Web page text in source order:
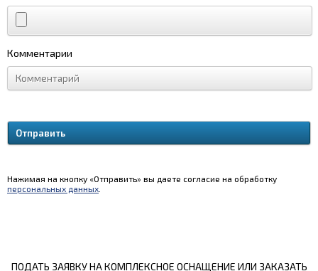
Комментарии
Нажимая на кнопку «Отправить» вы даете согласие на обработку
персональных данных
ПОДАТЬ ЗАЯВКУ НА КОМПЛЕКСНОЕ ОСНАЩЕНИЕ ИЛИ ЗАКАЗАТЬ